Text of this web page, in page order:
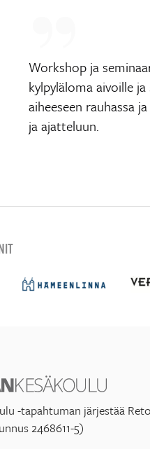
Workshop ja
kylpyläloma aivoille
aiheeseen rauhassa
ja ajatteluun.
-tapahtuman järjestää
2468611-5)